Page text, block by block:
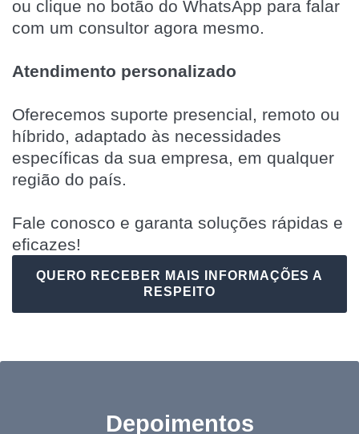
ou clique no botão do WhatsApp para falar
com um consultor agora mesmo.
Atendimento personalizado
Oferecemos suporte presencial, remoto ou
híbrido, adaptado às necessidades
específicas da sua empresa, em qualquer
região do país.
Fale conosco e garanta soluções rápidas e
eficazes!
QUERO RECEBER MAIS INFORMAÇÕES A
RESPEITO
Depoimentos